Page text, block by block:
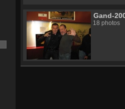
Gand-
18 photos